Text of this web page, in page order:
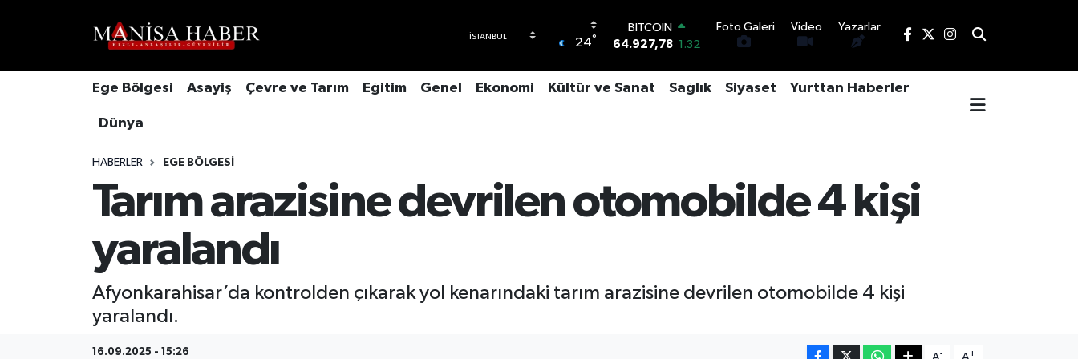
24°
BITCOIN
64.927,78 1.32
EURO
BİST100
13.703
11
Foto Galeri Video Yazarlar
Ege Bölgesi Asayiş Çevre ve Tarım Eğitim Genel Ekonomi Kültür ve Sanat Sağlık Siyaset Yurttan Haberler
Dünya
HABERLER EGE BÖLGESI
Tarım arazisine devrilen otomobilde 4 kişi
yaralandı
Afyonkarahisar’da kontrolden çıkarak yol kenarındaki tarım arazisine devrilen otomobilde 4 kişi
yaralandı.
16.09.2025 - 15:26 - +
Tüm Manşetler
Haber Arşivi